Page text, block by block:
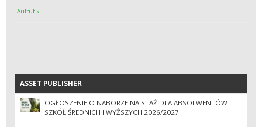
Aufruf »
ASSET PUBLISHER
ASSET PUBLISHER
OGŁOSZENIE O NABORZE NA STAŻ DLA ABSOLWENTÓW
SZKÓŁ ŚREDNICH I WYŻSZYCH 2026/2027